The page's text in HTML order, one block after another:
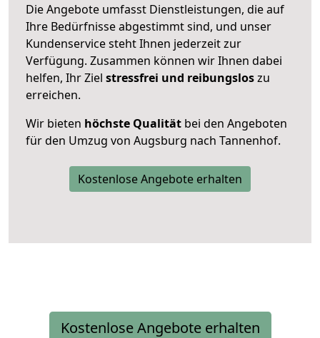
Die Angebote umfasst Dienstleistungen, die auf
Ihre Bedürfnisse abgestimmt sind, und unser
Kundenservice steht Ihnen jederzeit zur
Verfügung. Zusammen können wir Ihnen dabei
helfen, Ihr Ziel stressfrei und reibungsloszu
erreichen.
Wir bieten höchste Qualität bei den Angeboten
für den Umzug von Augsburg nach Tannenhof.
Kostenlose Angebote erhalten
Kostenlose Angebote erhalten